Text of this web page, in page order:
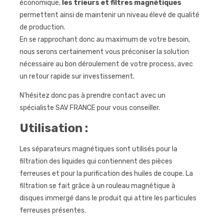
économique, les trieurs et filtres magnétiques
permettent ainsi de maintenir un niveau élevé de qualité
de production.
En se rapprochant donc au maximum de votre besoin,
nous serons certainement vous préconiser la solution
nécessaire au bon déroulement de votre process, avec
un retour rapide sur investissement.
N’hésitez donc pas à prendre contact avec un
spécialiste SAV FRANCE pour vous conseiller.
Utilisation :
Les séparateurs magnétiques sont utilisés pour la
filtration des liquides qui contiennent des pièces
ferreuses et pour la purification des huiles de coupe. La
filtration se fait grâce à un rouleau magnétique à
disques immergé dans le produit qui attire les particules
ferreuses présentes.